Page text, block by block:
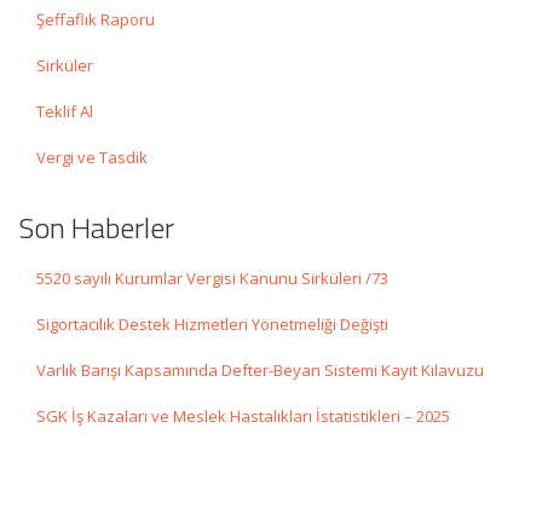
Şeffaflık Raporu
Sirküler
Teklif Al
Vergi ve Tasdik
Son Haberler
5520 sayılı Kurumlar Vergisi Kanunu Sirküleri /73
Sigortacılık Destek Hizmetleri Yönetmeliği Değişti
Varlık Barışı Kapsamında Defter-Beyan Sistemi Kayıt Kılavuzu
SGK İş Kazaları ve Meslek Hastalıkları İstatistikleri – 2025